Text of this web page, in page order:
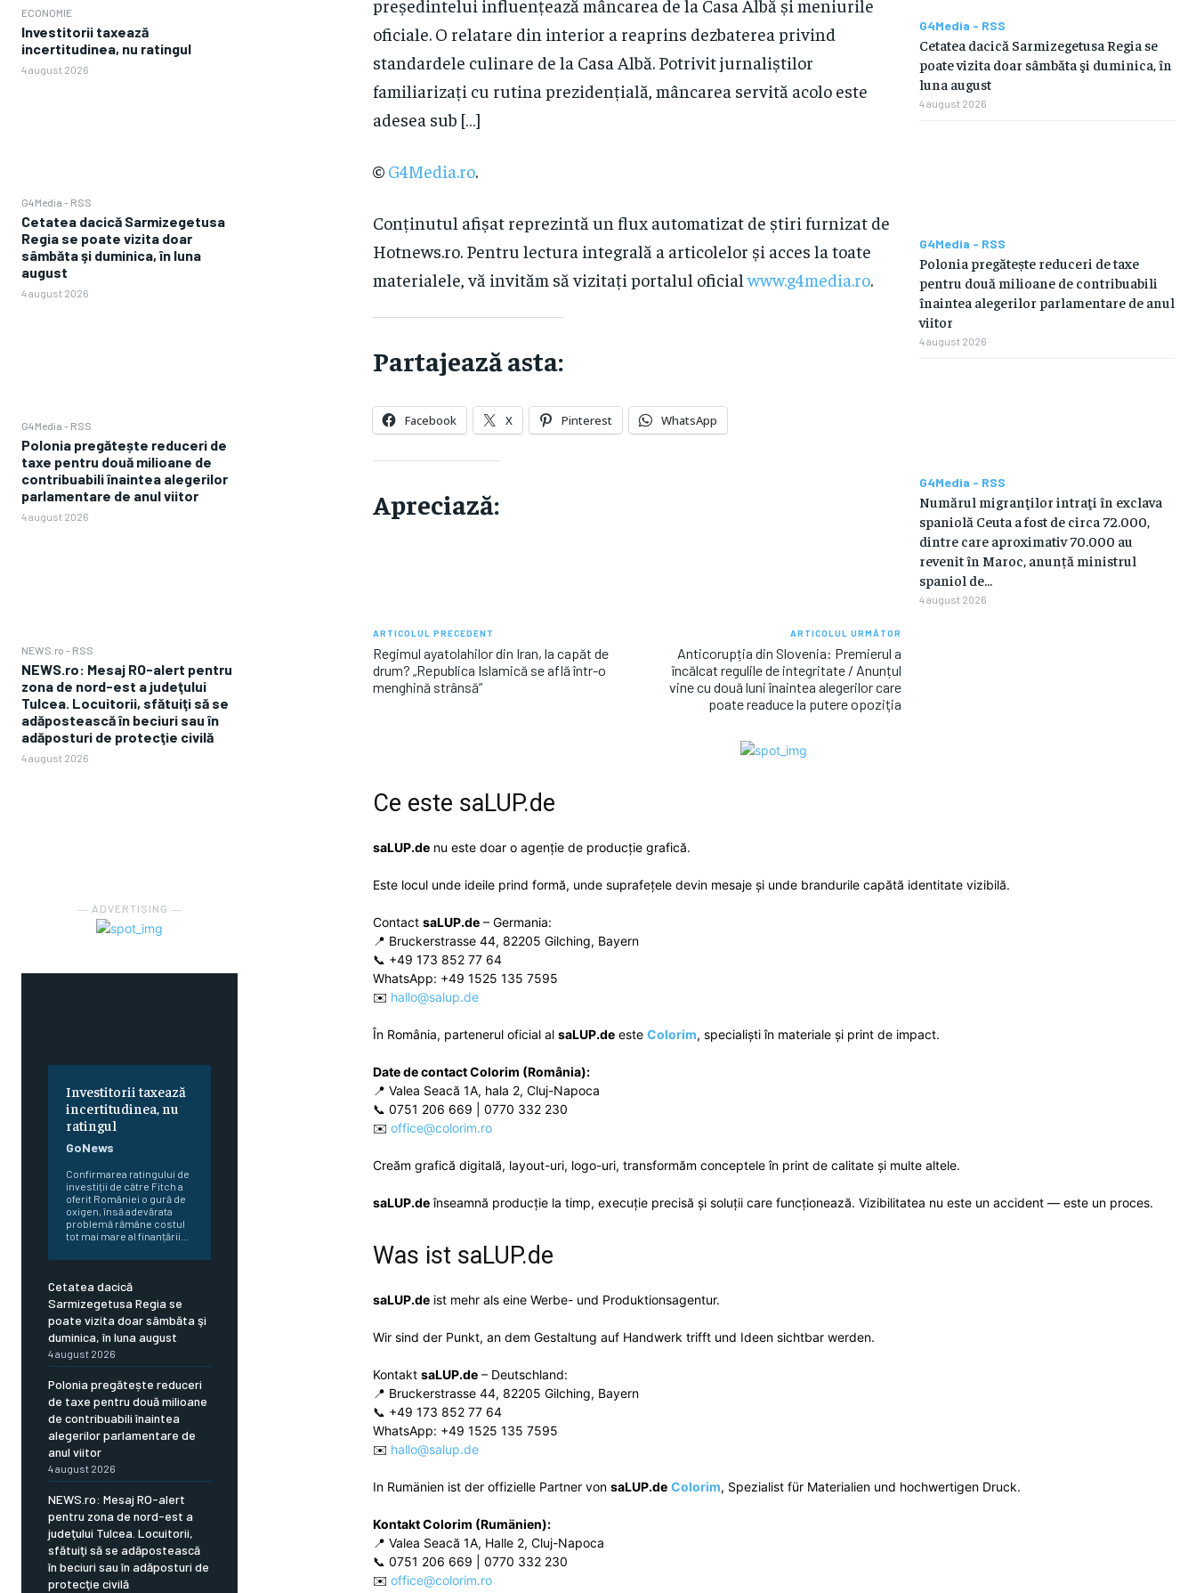
FOREVER
/ forever
Sign up with just an email address and you
get access to this tier instantly.
SUBSCRIBE
SUBSCRIBE
every month after the first one until you
Pinterest WhatsApp
ECONOMIE
Investitorii taxează
incertitudinea, nu ratingul
4 august 2026
G4Media - RSS
Cetatea dacică Sarmizegetusa
Regia se poate vizita doar
sâmbăta şi duminica, în luna
august
4 august 2026
G4Media - RSS
Polonia pregătește reduceri de
taxe pentru două milioane de
contribuabili înaintea alegerilor
parlamentare de anul viitor
4 august 2026
NEWS.ro - RSS
NEWS.ro: Mesaj RO-alert pentru
zona de nord-est a judeţului
Tulcea. Locuitorii, sfătuiţi să se
adăpostească în beciuri sau în
adăposturi de protecţie civilă
4 august 2026
― ADVERTISING ―
Investitorii taxează
incertitudinea, nu
ratingul
GoNews
Confirmarea ratingului de
investiții de către Fitch a
oferit României o gură de
oxigen, însă adevărata
problemă rămâne costul
tot mai mare al finanțării...
Cetatea dacică
Sarmizegetusa Regia se
poate vizita doar sâmbăta şi
duminica, în luna august
4 august 2026
Polonia pregătește reduceri
de taxe pentru două milioane
de contribuabili înaintea
alegerilor parlamentare de
anul viitor
4 august 2026
NEWS.ro: Mesaj RO-alert
pentru zona de nord-est a
judeţului Tulcea. Locuitorii,
sfătuiţi să se adăpostească
în beciuri sau în adăposturi de
protecţie civilă
președintelui influențează mâncarea de la Casa Albă și meniurile
oficiale. O relatare din interior a reaprins dezbaterea privind
standardele culinare de la Casa Albă. Potrivit jurnaliștilor
familiarizați cu rutina prezidențială, mâncarea servită acolo este
adesea sub […]
© G4Media.ro.
Conținutul afișat reprezintă un flux automatizat de știri furnizat de
Hotnews.ro. Pentru lectura integrală a articolelor și acces la toate
materialele, vă invităm să vizitați portalul oficialwww.g4media.ro.
Partajează asta:
Facebook X Pinterest WhatsApp
Apreciază:
ARTICOLUL PRECEDENT
Regimul ayatolahilor din Iran, la capăt de
drum? „Republica Islamică se află într-o
menghină strânsă”
ARTICOLUL URMĂTOR
Anticorupția din Slovenia: Premierul a
încălcat regulile de integritate / Anunțul
vine cu două luni înaintea alegerilor care
poate readuce la putere opoziţia
G4Media - RSS
Cetatea dacică Sarmizegetusa Regia se
poate vizita doar sâmbăta şi duminica, în
luna august
4 august 2026
G4Media - RSS
Polonia pregătește reduceri de taxe
pentru două milioane de contribuabili
înaintea alegerilor parlamentare de anul
viitor
4 august 2026
G4Media - RSS
Numărul migranţilor intraţi în exclava
spaniolă Ceuta a fost de circa 72.000,
dintre care aproximativ 70.000 au
revenit în Maroc, anunță ministrul
spaniol de...
4 august 2026
Ce este saLUP.de
saLUP.denu este doar o agenție de producție grafică.
Este locul unde ideile prind formă, unde suprafețele devin mesaje și unde brandurile capătă identitate vizibilă.
Contact saLUP.de– Germania:
📍 Bruckerstrasse 44, 82205 Gilching, Bayern
📞 +49 173 852 77 64
WhatsApp: +49 1525 135 7595
✉️ hallo@salup.de
În România, partenerul oficial al saLUP.deeste Colorim, specialiști în materiale și print de impact.
Date de contact Colorim (România):
📍 Valea Seacă 1A, hala 2, Cluj-Napoca
📞 0751 206 669 | 0770 332 230
✉️ office@colorim.ro
Creăm grafică digitală, layout-uri, logo-uri, transformăm conceptele în print de calitateși multe altele.
saLUP.deînseamnă producție la timp, execuție precisă și soluții care funcționează. Vizibilitatea nu este un accident — este un proces.
Was ist saLUP.de
saLUP.deist mehr als eine Werbe- und Produktionsagentur.
Wir sind der Punkt, an dem Gestaltung auf Handwerk trifft und Ideen sichtbar werden.
Kontakt saLUP.de– Deutschland:
📍 Bruckerstrasse 44, 82205 Gilching, Bayern
📞 +49 173 852 77 64
WhatsApp: +49 1525 135 7595
✉️ hallo@salup.de
In Rumänien ist der offizielle Partner von saLUP.de Colorim, Spezialist für Materialien und hochwertigen Druck.
Kontakt Colorim (Rumänien):
📍 Valea Seacă 1A, Halle 2, Cluj-Napoca
📞 0751 206 669 | 0770 332 230
✉️ office@colorim.ro